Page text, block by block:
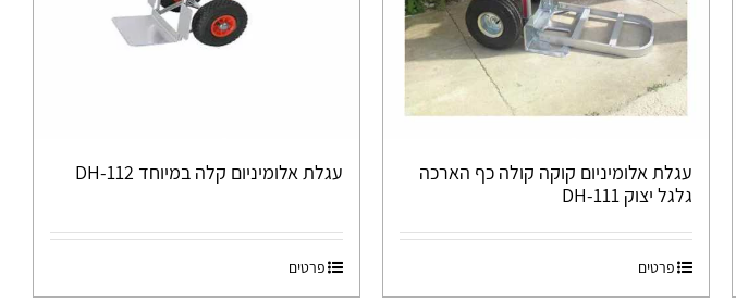
עגלת אלומיניום קוקה קולה כף הארכה
גלגל יצוק DH-111
פרטים
עגלת אלומיניום קלה במיוחד DH-112
פרטים